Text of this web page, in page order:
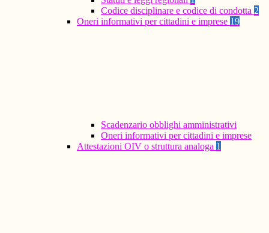
Codice disciplinare e codice di condotta 2
Oneri informativi per cittadini e imprese 19
Scadenzario obblighi amministrativi
Oneri informativi per cittadini e imprese
Attestazioni OIV o struttura analoga 1